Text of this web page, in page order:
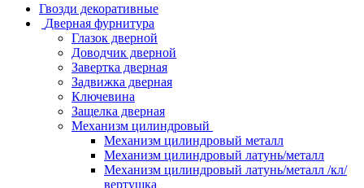
Гвозди декоративные
Дверная фурнитура
Глазок дверной
Доводчик дверной
Завертка дверная
Задвижка дверная
Ключевина
Защелка дверная
Механизм цилиндровый
Механизм цилиндровый металл
Механизм цилиндровый латунь/металл
Механизм цилиндровый латунь/металл /кл/
вертушка